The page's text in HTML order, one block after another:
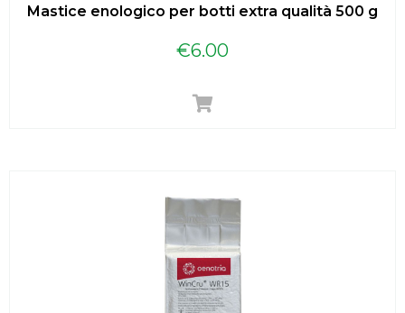
Mastice enologico per botti extra qualità 500 g
€6.00